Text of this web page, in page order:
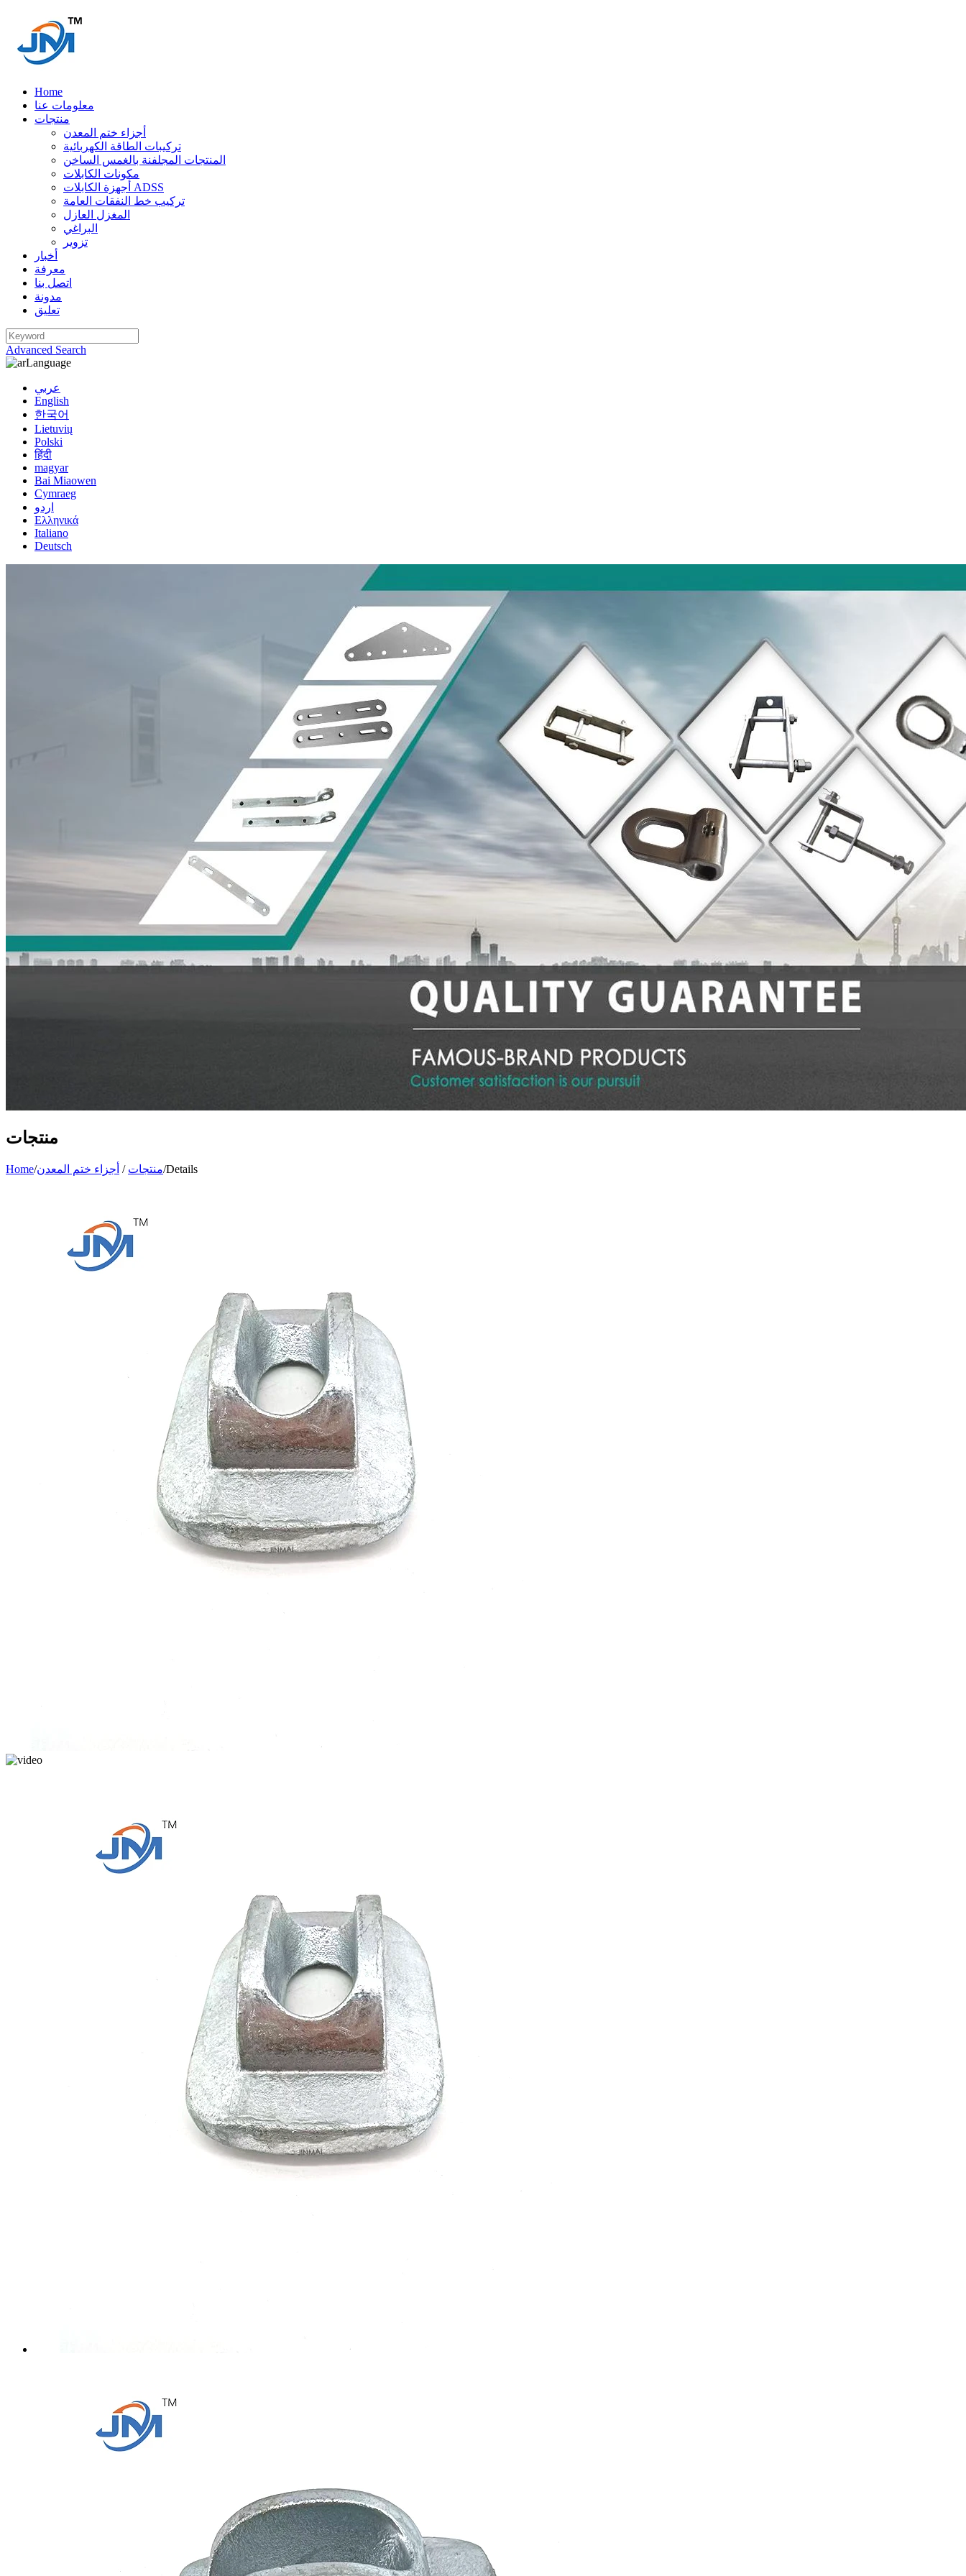
Home
معلومات عنا
منتجات
أجزاء ختم المعدن
تركيبات الطاقة الكهربائية
المنتجات المجلفنة بالغمس الساخن
مكونات الكابلات
أجهزة الكابلات ADSS
تركيب خط النفقات العامة
المغزل العازل
البراغي
تزوير
أخبار
معرفة
اتصل بنا
مدونة
تعليق
Advanced Search
Language
عربي
English
한국어
Lietuvių
Polski
हिंदी
magyar
Bai Miaowen
Cymraeg
اردو
Ελληνικά
Italiano
Deutsch
منتجات
Home/ منتجات / أجزاء ختم المعدن /Details